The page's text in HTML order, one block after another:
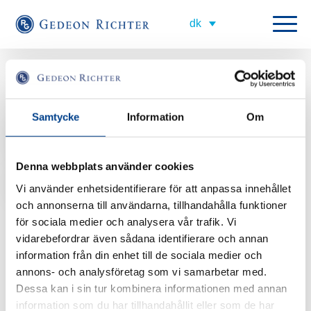
Samtycke Information Om
Denna webbplats använder cookies
Vi använder enhetsidentifierare för att anpassa innehållet
och annonserna till användarna, tillhandahålla funktioner
för sociala medier och analysera vår trafik. Vi
vidarebefordrar även sådana identifierare och annan
information från din enhet till de sociala medier och
annons- och analysföretag som vi samarbetar med.
Dessa kan i sin tur kombinera informationen med annan
information som du har tillhandahållit eller som de har
All employees
+46 733 54 23 25
Erik er nordisk Medical Advisor. Det betyder, at han er ansvarlig for
medicinske projekter, ekspertgruppemøder og uddannelsesaktiviteter og
for at sikre, at alt det materiale, som vi udarbejder til læger,
Erik er uddannet farmaceut og har arbejdet med lægemiddeludvikling i